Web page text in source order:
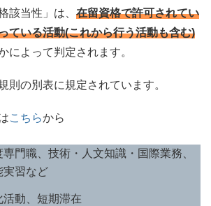
該当性」は、 在留資格で許可されてい
ている活動(これから行う活動も含む)
によって判定されます。
則の別表に規定されています。
こちらから
専門職、技術・人文知識・国際業務、
実習など
動、短期滞在